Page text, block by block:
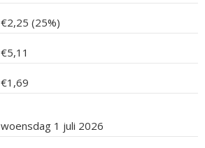
€2,25 (25%)
€5,11
€1,69
woensdag 1 juli 2026